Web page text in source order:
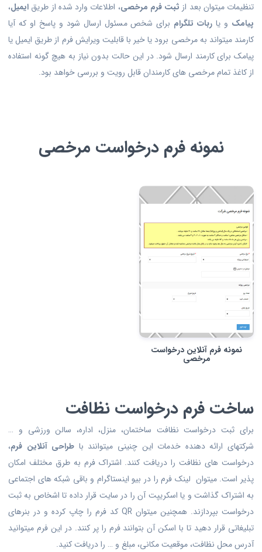
تنظیمات میتوان بعد از ثبت فرم مرخصی، اطلاعات وارد شده از طریق ایمیل،
پیامک و یا ربات تلگرام برای شخص مسئول ارسال شود و پاسخ او که آیا
کارمند میتواند به مرخصی برود یا خیر با قابلیت ویرایش فرم از طریق ایمیل یا
پیامک برای کارمند ارسال شود. در این حالت بدون نیاز به هیچ گونه استفاده
از کاغذ تمام مرخصی های کارمندان قابل رویت و بررسی خواهد بود.
نمونه فرم درخواست مرخصی
نمونه فرم آنلاین درخواست
مرخصی
ساخت فرم درخواست نظافت
برای ثبت درخواست نظافت ساختمان، منزل، اداره، سالن ورزشی و …
شرکتهای ارائه دهنده خدمات این چنینی میتوانند با طراحی آنلاین فرم،
درخواست های نظافت را دریافت کنند. اشتراک فرم به طرق مختلف امکان
پذیر است. میتوان لینک فرم را در بیو اینستاگرام و باقی شبکه های اجتماعی
به اشتراک گذاشت و یا اسکریپت آن را در سایت قرار داده تا اشخاص به ثبت
درخواست بپردازند. همچنین میتوان QR کد فرم را چاپ کرده و در بنرهای
تبلیغاتی قرار دهید تا با اسکن آن بتوانند فرم را پر کنند. در این فرم میتوانید
آدرس محل نظافت، موقعیت مکانی، مبلغ و … را دریافت کنید.